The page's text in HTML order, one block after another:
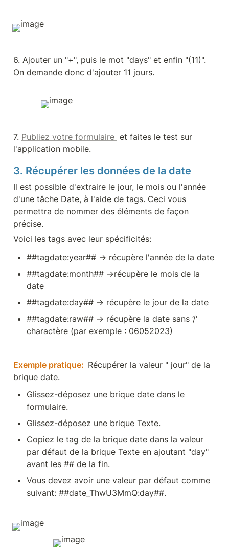
6. Ajouter un "+", puis le mot "days" et enfin "(11)".
On demande donc d'ajouter 11 jours.
7. Publiez votre formulaire et faites le test sur
l'application mobile.
3. Récupérer les données de la date
Il est possible d'extraire le jour, le mois ou l'année
d'une tâche Date, à l'aide de tags. Ceci vous
permettra de nommer des éléments de façon
précise.
Voici les tags avec leur spécificités:
##tagdate:year## → récupère l'année de la date
##tagdate:month## →récupère le mois de la
date
##tagdate:day## → récupère le jour de la date
##tagdate:raw## → récupère la date sans ‘/'
charactère (par exemple : 06052023)
Exemple pratique: Récupérer la valeur " jour" de la
brique date.
Glissez-déposez une brique date dans le
formulaire.
Glissez-déposez une brique Texte.
Copiez le tag de la brique date dans la valeur
par défaut de la brique Texte en ajoutant "day"
avant les ## de la fin.
Vous devez avoir une valeur par défaut comme
suivant: ##date_ThwU3MmQ:day##.